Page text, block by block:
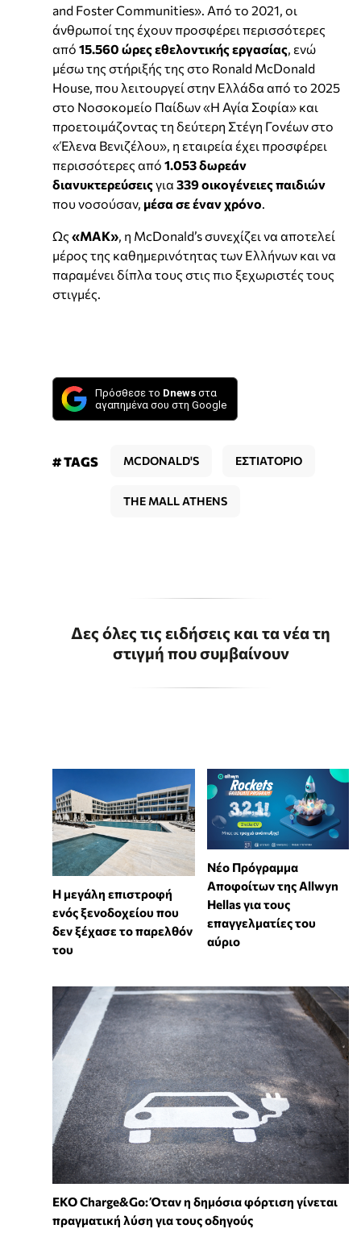
and Foster Communities». Από το 2021, οι
άνθρωποί της έχουν προσφέρει περισσότερες
από 15.560 ώρες εθελοντικής εργασίας, ενώ
μέσω της στήριξής της στο Ronald McDonald
House, που λειτουργεί στην Ελλάδα από το 2025
στο Νοσοκομείο Παίδων «Η Αγία Σοφία» και
προετοιμάζοντας τη δεύτερη Στέγη Γονέων στο
«Έλενα Βενιζέλου», η εταιρεία έχει προσφέρει
περισσότερες από 1.053 δωρεάν
διανυκτερεύσειςγια 339 οικογένειες παιδιών
που νοσούσαν, μέσα σε έναν χρόνο.
Ως «ΜΑΚ», η McDonald’s συνεχίζει να αποτελεί
μέρος της καθημερινότητας των Ελλήνων και να
παραμένει δίπλα τους στις πιο ξεχωριστές τους
στιγμές.
Πρόσθεσε το Dnews στα
αγαπημένα σου στη Google
# TAGS MCDONALD'S ΕΣΤΙΑΤΟΡΙΟ
THE MALL ATHENS
Δες όλες τις ειδήσεις και τα νέα τη
στιγμή που συμβαίνουν
Η μεγάλη επιστροφή
ενός ξενοδοχείου που
δεν ξέχασε το παρελθόν
του
Νέο Πρόγραμμα
Αποφοίτων της Allwyn
Hellas για τους
επαγγελματίες του
αύριο
EKO Charge&Go: Όταν η δημόσια φόρτιση γίνεται
πραγματική λύση για τους οδηγούς